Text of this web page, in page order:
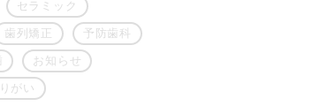
セラミック
歯列矯正 予防歯科
お知らせ
がい